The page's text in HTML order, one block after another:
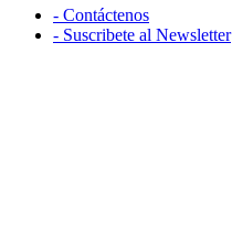
- Contáctenos
- Suscribete al Newsletter